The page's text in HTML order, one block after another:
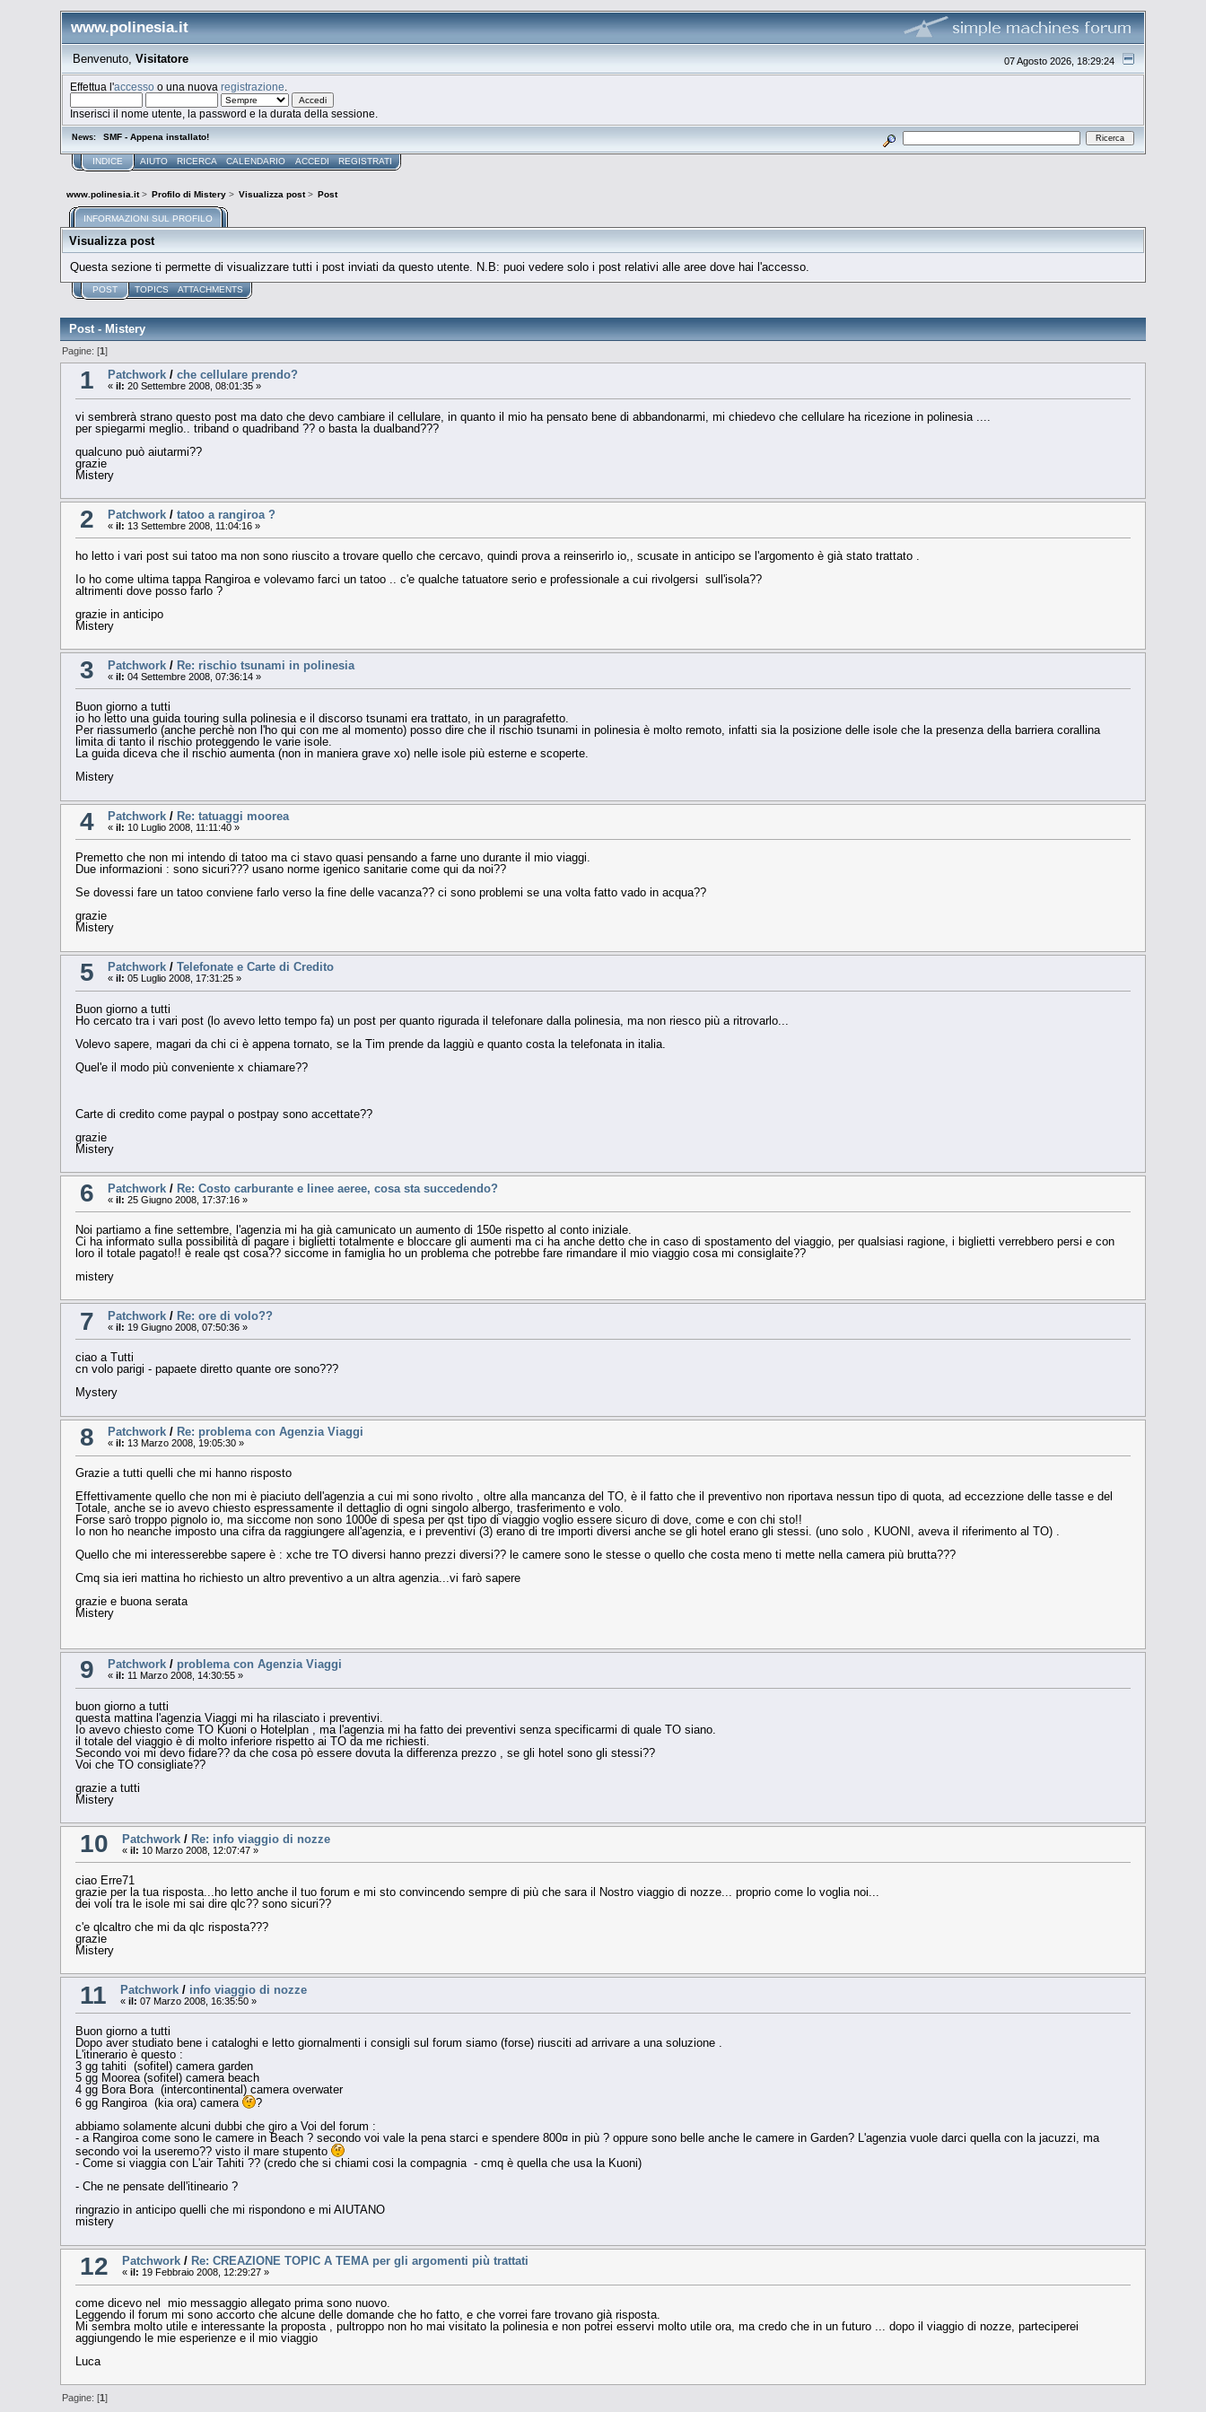
www.polinesia.it
07 Agosto 2026, 18:29:24
Benvenuto, Visitatore
Effettua l'accesso o una nuovaregistrazione
Inserisci il nome utente, la password e la durata della sessione.
News: SMF - Appena installato!
INDICE AIUTO RICERCA CALENDARIO ACCEDI REGISTRATI
www.polinesia.it> Profilo di Mistery> Visualizza post> Post
INFORMAZIONI SUL PROFILO
Visualizza post
Questa sezione ti permette di visualizzare tutti i post inviati da questo utente. N.B: puoi vedere solo i post relativi alle aree dove hai l'accesso.
POST TOPICS ATTACHMENTS
Post - Mistery
Pagine: [1]
1 Patchwork/ che cellulare prendo?
« il: 20 Settembre 2008, 08:01:35 »
vi sembrerà strano questo post ma dato che devo cambiare il cellulare, in quanto il mio ha pensato bene di abbandonarmi, mi chiedevo che cellulare ha ricezione in polinesia ....
per spiegarmi meglio.. triband o quadriband ?? o basta la dualband???
qualcuno può aiutarmi??
grazie
Mistery
2 Patchwork/ tatoo a rangiroa ?
« il: 13 Settembre 2008, 11:04:16 »
ho letto i vari post sui tatoo ma non sono riuscito a trovare quello che cercavo, quindi prova a reinserirlo io,, scusate in anticipo se l'argomento è già stato trattato .
Io ho come ultima tappa Rangiroa e volevamo farci un tatoo .. c'e qualche tatuatore serio e professionale a cui rivolgersi sull'isola??
altrimenti dove posso farlo ?
grazie in anticipo
Mistery
3 Patchwork/ Re: rischio tsunami in polinesia
« il: 04 Settembre 2008, 07:36:14 »
Buon giorno a tutti
io ho letto una guida touring sulla polinesia e il discorso tsunami era trattato, in un paragrafetto.
Per riassumerlo (anche perchè non l'ho qui con me al momento) posso dire che il rischio tsunami in polinesia è molto remoto, infatti sia la posizione delle isole che la presenza della barriera corallina
limita di tanto il rischio proteggendo le varie isole.
La guida diceva che il rischio aumenta (non in maniera grave xo) nelle isole più esterne e scoperte.
Mistery
4 Patchwork/ Re: tatuaggi moorea
« il: 10 Luglio 2008, 11:11:40 »
Premetto che non mi intendo di tatoo ma ci stavo quasi pensando a farne uno durante il mio viaggi.
Due informazioni : sono sicuri??? usano norme igenico sanitarie come qui da noi??
Se dovessi fare un tatoo conviene farlo verso la fine delle vacanza?? ci sono problemi se una volta fatto vado in acqua??
grazie
Mistery
5 Patchwork/ Telefonate e Carte di Credito
« il: 05 Luglio 2008, 17:31:25 »
Buon giorno a tutti
Ho cercato tra i vari post (lo avevo letto tempo fa) un post per quanto rigurada il telefonare dalla polinesia, ma non riesco più a ritrovarlo...
Volevo sapere, magari da chi ci è appena tornato, se la Tim prende da laggiù e quanto costa la telefonata in italia.
Quel'e il modo più conveniente x chiamare??
Carte di credito come paypal o postpay sono accettate??
grazie
Mistery
6 Patchwork/ Re: Costo carburante e linee aeree, cosa sta succedendo?
« il: 25 Giugno 2008, 17:37:16 »
Noi partiamo a fine settembre, l'agenzia mi ha già camunicato un aumento di 150e rispetto al conto iniziale.
Ci ha informato sulla possibilità di pagare i biglietti totalmente e bloccare gli aumenti ma ci ha anche detto che in caso di spostamento del viaggio, per qualsiasi ragione, i biglietti verrebbero persi e con
loro il totale pagato!! è reale qst cosa?? siccome in famiglia ho un problema che potrebbe fare rimandare il mio viaggio cosa mi consiglaite??
mistery
7 Patchwork/ Re: ore di volo??
« il: 19 Giugno 2008, 07:50:36 »
ciao a Tutti
cn volo parigi - papaete diretto quante ore sono???
Mystery
8 Patchwork/ Re: problema con Agenzia Viaggi
« il: 13 Marzo 2008, 19:05:30 »
Grazie a tutti quelli che mi hanno risposto
Effettivamente quello che non mi è piaciuto dell'agenzia a cui mi sono rivolto , oltre alla mancanza del TO, è il fatto che il preventivo non riportava nessun tipo di quota, ad eccezzione delle tasse e del
Totale, anche se io avevo chiesto espressamente il dettaglio di ogni singolo albergo, trasferimento e volo.
Forse sarò troppo pignolo io, ma siccome non sono 1000e di spesa per qst tipo di viaggio voglio essere sicuro di dove, come e con chi sto!!
Io non ho neanche imposto una cifra da raggiungere all'agenzia, e i preventivi (3) erano di tre importi diversi anche se gli hotel erano gli stessi. (uno solo , KUONI, aveva il riferimento al TO) .
Quello che mi interesserebbe sapere è : xche tre TO diversi hanno prezzi diversi?? le camere sono le stesse o quello che costa meno ti mette nella camera più brutta???
Cmq sia ieri mattina ho richiesto un altro preventivo a un altra agenzia...vi farò sapere
grazie e buona serata
Mistery
9 Patchwork/ problema con Agenzia Viaggi
« il: 11 Marzo 2008, 14:30:55 »
buon giorno a tutti
questa mattina l'agenzia Viaggi mi ha rilasciato i preventivi.
Io avevo chiesto come TO Kuoni o Hotelplan , ma l'agenzia mi ha fatto dei preventivi senza specificarmi di quale TO siano.
il totale del viaggio è di molto inferiore rispetto ai TO da me richiesti.
Secondo voi mi devo fidare?? da che cosa pò essere dovuta la differenza prezzo , se gli hotel sono gli stessi??
Voi che TO consigliate??
grazie a tutti
Mistery
10 Patchwork/ Re: info viaggio di nozze
« il: 10 Marzo 2008, 12:07:47 »
ciao Erre71
grazie per la tua risposta...ho letto anche il tuo forum e mi sto convincendo sempre di più che sara il Nostro viaggio di nozze... proprio come lo voglia noi...
dei voli tra le isole mi sai dire qlc?? sono sicuri??
c'e qlcaltro che mi da qlc risposta???
grazie
Mistery
11 Patchwork/ info viaggio di nozze
« il: 07 Marzo 2008, 16:35:50 »
Buon giorno a tutti
Dopo aver studiato bene i cataloghi e letto giornalmenti i consigli sul forum siamo (forse) riusciti ad arrivare a una soluzione .
L'itinerario è questo :
3 gg tahiti (sofitel) camera garden
5 gg Moorea (sofitel) camera beach
4 gg Bora Bora (intercontinental) camera overwater
6 gg Rangiroa (kia ora) camera
?
abbiamo solamente alcuni dubbi che giro a Voi del forum :
- a Rangiroa come sono le camere in Beach ? secondo voi vale la pena starci e spendere 800¤ in più ? oppure sono belle anche le camere in Garden? L'agenzia vuole darci quella con la jacuzzi, ma
secondo voi la useremo?? visto il mare stupento
- Come si viaggia con L'air Tahiti ?? (credo che si chiami cosi la compagnia - cmq è quella che usa la Kuoni)
- Che ne pensate dell'itineario ?
ringrazio in anticipo quelli che mi rispondono e mi AIUTANO
mistery
12 Patchwork/ Re: CREAZIONE TOPIC A TEMA per gli argomenti più trattati
« il: 19 Febbraio 2008, 12:29:27 »
come dicevo nel mio messaggio allegato prima sono nuovo.
Leggendo il forum mi sono accorto che alcune delle domande che ho fatto, e che vorrei fare trovano già risposta.
Mi sembra molto utile e interessante la proposta , pultroppo non ho mai visitato la polinesia e non potrei esservi molto utile ora, ma credo che in un futuro ... dopo il viaggio di nozze, parteciperei
aggiungendo le mie esperienze e il mio viaggio
Luca
Pagine: [1]